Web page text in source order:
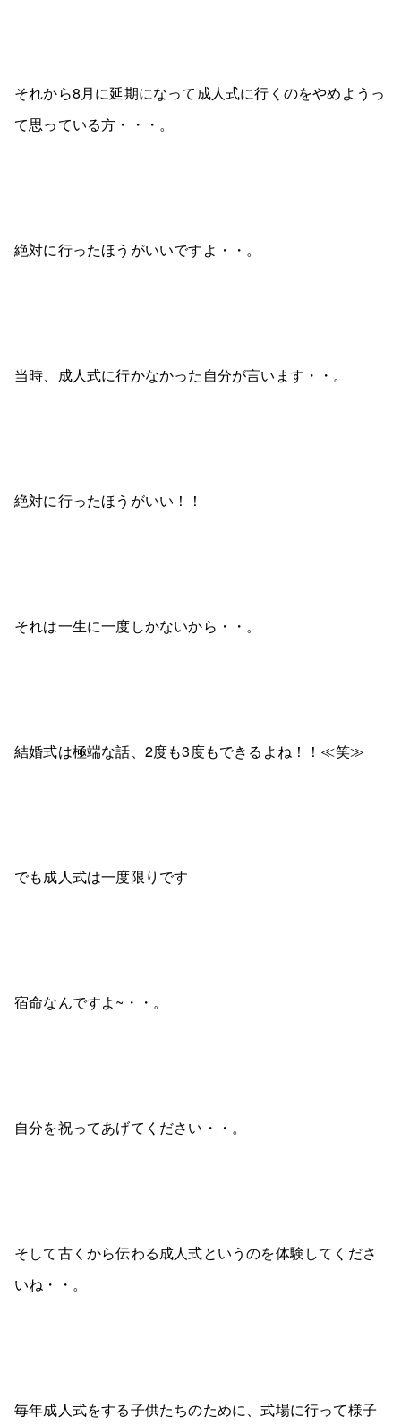
それから8月に延期になって成人式に行くのをやめようっ
て思っている方・・・。
絶対に行ったほうがいいですよ・・。
当時、成人式に行かなかった自分が言います・・。
絶対に行ったほうがいい！！
それは一生に一度しかないから・・。
結婚式は極端な話、2度も3度もできるよね！！≪笑≫
でも成人式は一度限りです
宿命なんですよ~・・。
自分を祝ってあげてください・・。
そして古くから伝わる成人式というのを体験してくださ
いね・・。
毎年成人式をする子供たちのために、式場に行って様子